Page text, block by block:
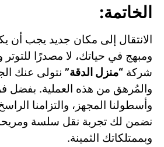
الخاتمة:
الانتقال إلى مكان جديد يجب أن
ومبهج في حياتك، لا مصدرًا للتوتر
شركة “منزل الدقة” نتولى عنك
والمُرهق من هذه العملية. بفضل
وأسطولنا المجهز، والتزامنا
نضمن لك تجربة نقل سلسة
وبممتلكاتك الثمينة.